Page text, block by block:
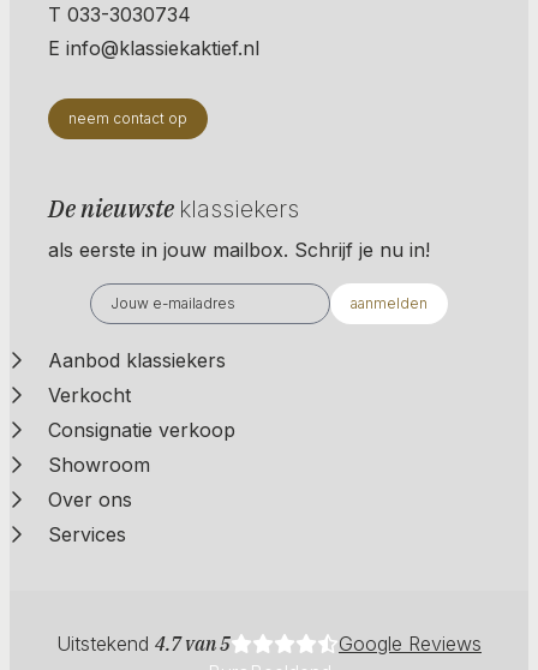
T 033-3030734
E info@klassiekaktief.nl
neem contact op
De nieuwste klassiekers
als eerste in jouw mailbox. Schrijf je nu in!
aanmelden
Aanbod klassiekers
Verkocht
Consignatie verkoop
Showroom
Over ons
Services
Uitstekend 4.7 van 5
Google Reviews